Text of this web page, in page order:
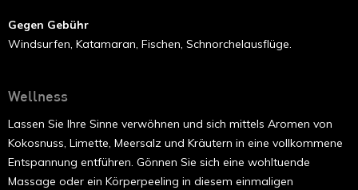
Gegen Gebühr
Windsurfen, Katamaran, Fischen, Schnorchelausflüge.
Wellness
Lassen Sie Ihre Sinne verwöhnen und sich mittels Aromen von
Kokosnuss, Limette, Meersalz und Kräutern in eine vollkommene
Entspannung entführen. Gönnen Sie sich eine wohltuende
Massage oder ein Körperpeeling in diesem einmaligen